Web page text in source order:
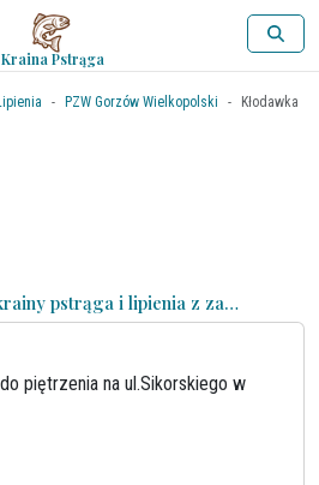
Kraina Pstrąga
PZW Gorzów Wielkopolski Kłodawka
Granice odcinka krainy pstrąga i lipienia z zasadami połowu
piętrzenia na ul.Sikorskiego w